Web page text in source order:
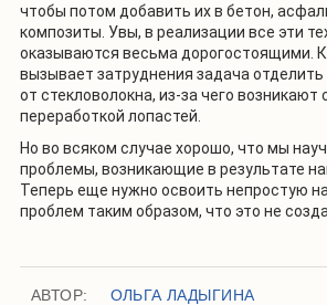
чтобы потом добавить их в бетон,
композиты. Увы, в реализации все эти
оказываются весьма дорогостоящими.
вызывает затруднения задача
от стекловолокна, из-за чего
переработкой лопастей.
Но во всяком случае хорошо, что мы
проблемы, возникающие в результате
Теперь еще нужно освоить непростую
проблем таким образом, что это не
АВТОР: ОЛЬГА ЛАДЫГИНА